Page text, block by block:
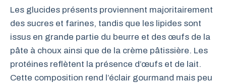
Les glucides présents proviennent majoritairement
des sucres et farines, tandis que les lipides sont
issus en grande partie du beurre et des œufs de la
pâte à choux ainsi que de la crème pâtissière. Les
protéines reflètent la présence d’œufs et de lait.
Cette composition rend l’éclair gourmand mais peu